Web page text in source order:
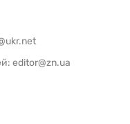
editor@zn.ua